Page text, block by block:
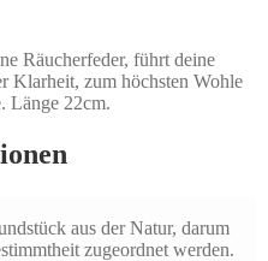
Räucherfeder, führt deine
Klarheit, zum höchsten Wohle
Länge 22cm.
aus der Natur, darum
zugeordnet werden.